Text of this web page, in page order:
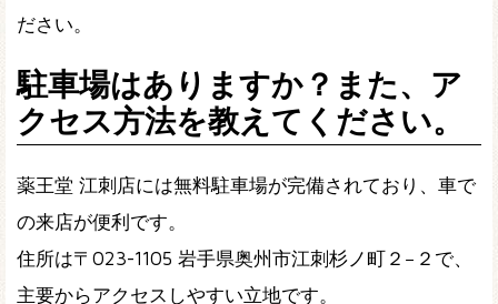
ださい。
駐車場はありますか？また、ア
クセス方法を教えてください。
薬王堂 江刺店には無料駐車場が完備されており、車で
の来店が便利です。
住所は〒023-1105 岩手県奥州市江刺杉ノ町２−２で、
主要からアクセスしやすい立地です。